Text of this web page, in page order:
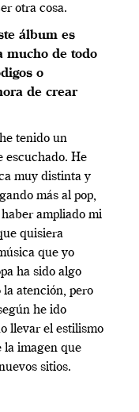
otra cosa.
álbum es
mucho de todo
o
de crear
tenido un
escuchado. He
muy distinta y
más al pop,
ampliado mi
quisiera
que yo
ha sido algo
la atención, pero
he ido
llevar el estilismo
la imagen que
sitios.